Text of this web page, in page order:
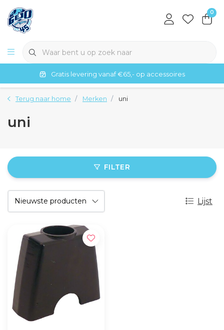
0
Gratis levering vanaf €65,- op accessoires
Terug naar home Merken uni
uni
FILTER
Lijst